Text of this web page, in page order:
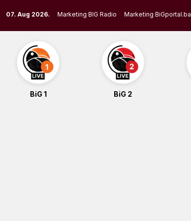
to
content
07. Aug 2026. Marketing BIG Radio Marketing BiGportal.ba
BiG 1 BiG 2